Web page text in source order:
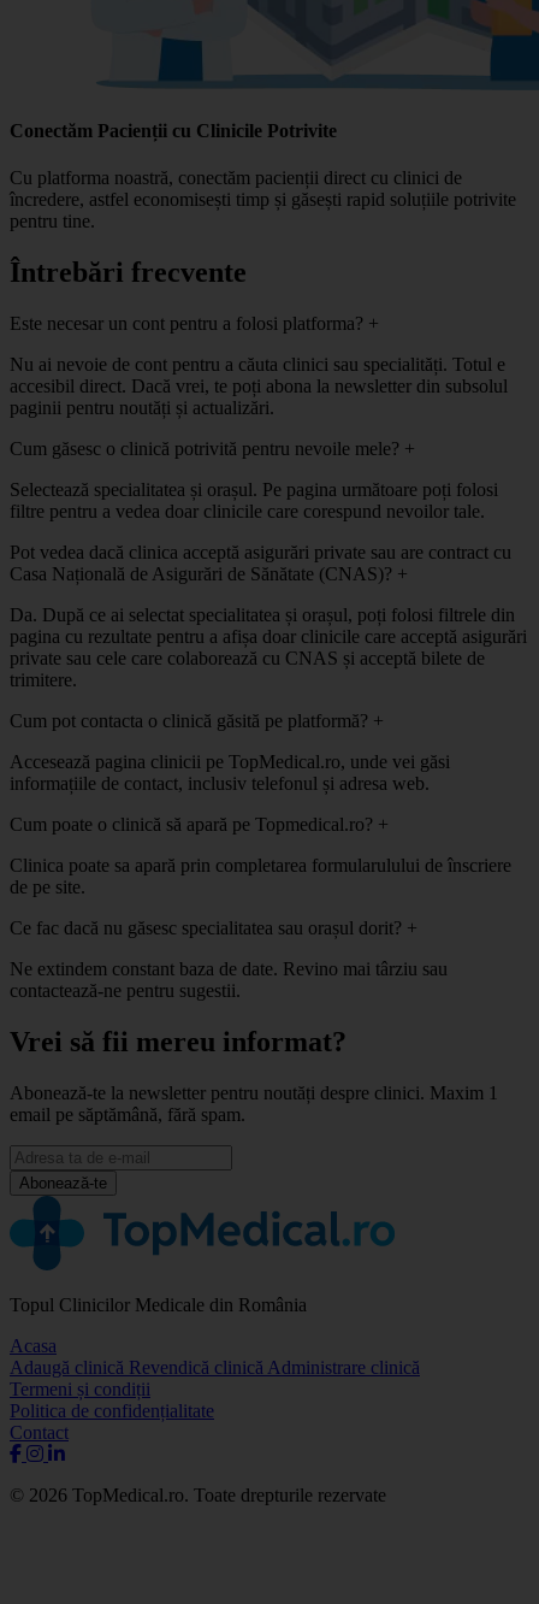
Conectăm Pacienții cu Clinicile Potrivite
Cu platforma noastră, conectăm pacienții direct cu clinici de
încredere, astfel economisești timp și găsești rapid soluțiile potrivite
pentru tine.
Întrebări frecvente
Este necesar un cont pentru a folosi platforma? +
Nu ai nevoie de cont pentru a căuta clinici sau specialități. Totul e
accesibil direct. Dacă vrei, te poți abona la newsletter din subsolul
paginii pentru noutăți și actualizări.
Cum găsesc o clinică potrivită pentru nevoile mele? +
Selectează specialitatea și orașul. Pe pagina următoare poți folosi
filtre pentru a vedea doar clinicile care corespund nevoilor tale.
Pot vedea dacă clinica acceptă asigurări private sau are contract cu
Casa Națională de Asigurări de Sănătate (CNAS)? +
Da. După ce ai selectat specialitatea și orașul, poți folosi filtrele din
pagina cu rezultate pentru a afișa doar clinicile care acceptă asigurări
private sau cele care colaborează cu CNAS și acceptă bilete de
trimitere.
Cum pot contacta o clinică găsită pe platformă? +
Accesează pagina clinicii pe TopMedical.ro, unde vei găsi
informațiile de contact, inclusiv telefonul și adresa web.
Cum poate o clinică să apară pe Topmedical.ro? +
Clinica poate sa apară prin completarea formularulului de înscriere
de pe site.
Ce fac dacă nu găsesc specialitatea sau orașul dorit? +
Ne extindem constant baza de date. Revino mai târziu sau
contactează-ne pentru sugestii.
Vrei să fii mereu informat?
Abonează-te la newsletter pentru noutăți despre clinici. Maxim 1
email pe săptămână, fără spam.
Abonează-te
Topul Clinicilor Medicale din România
Acasa
Adaugă clinică Revendică clinică Administrare clinică
Termeni și condiții
Politica de confidențialitate
Contact
© 2026 TopMedical.ro. Toate drepturile rezervate